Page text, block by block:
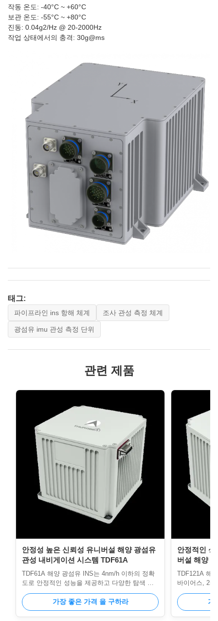
작동 온도: -40°C ~ +60°C
보관 온도: -55°C ~ +80°C
진동: 0.04g2/Hz @ 20-2000Hz
작업 상태에서의 충격: 30g@ms
태그:
파이프라인 ins 항해 체계 조사 관성 측정 체계
광섬유 imu 관성 측정 단위
관련 제품
안정성 높은 신뢰성 유니버설 해양 광섬유
관성 내비게이션 시스템 TDF61A
TDF61A 해양 광섬유 INS는 4nm/h 이하의 정확
도로 안정적인 성능을 제공하고 다양한 탐색 모
드를 지원하며 극한 환경을 견뎌냅니다.
USV/UUV를 위한 20,000시간 이상의 MTBF, 컴
팩트한 디자인 및 포괄적인 인터페이스가 특징입
가장 좋은 가격 을 구하라
안정적인
버설 해양
TDF121A 해
바이어스,
의 MTBF로
넷/RS422 인
경에서 USV/
가